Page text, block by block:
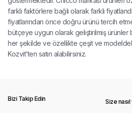
farklı faktörlere bağlı olarak farklı
fiyatlarından önce doğru ürünü tercih
bütçeye uygun olarak geliştirilmiş ürünler
her şekilde ve özellikte çeşit ve
Kozvit’ten satın alabilirsiniz.
Bizi Takip Edin Size